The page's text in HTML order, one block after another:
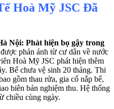
Hoà Mỹ JSC Đã
Nội: Phát hiện bọ gậy trong
phản ánh từ cư dân về nước
Hoà Mỹ JSC phát hiện thêm
Bể chưa vệ sinh 20 tháng. Thi
gồm thau rửa, gia cố nắp bể,
biên bản nghiệm thu. Hệ thống
chiều cùng ngày.